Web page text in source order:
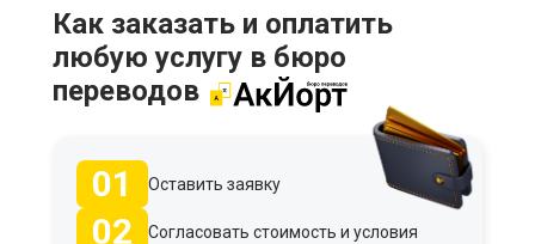
Как заказать и оплатить
любую услугу в бюро
переводов
01 Оставить заявку
02 Согласовать стоимость и условия